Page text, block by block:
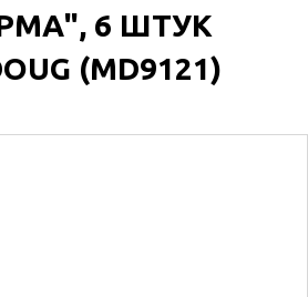
6 ШТУК
(MD9121)